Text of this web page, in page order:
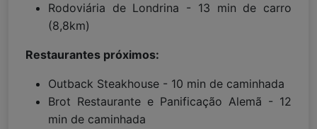
Rodoviária de Londrina - 13 min de carro
(8,8km)
Restaurantes próximos:
Outback Steakhouse - 10 min de caminhada
Brot Restaurante e Panificação Alemã - 12
min de caminhada